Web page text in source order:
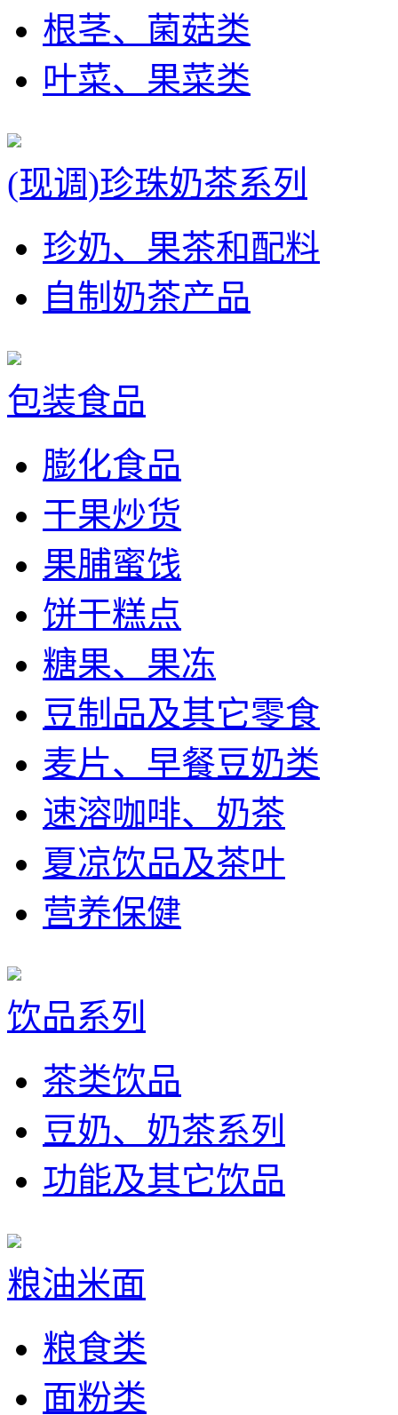
根茎、菌菇类
叶菜、果菜类
(现调)珍珠奶茶系列
珍奶、果茶和配料
自制奶茶产品
包装食品
膨化食品
干果炒货
果脯蜜饯
饼干糕点
糖果、果冻
豆制品及其它零食
麦片、早餐豆奶类
速溶咖啡、奶茶
夏凉饮品及茶叶
营养保健
饮品系列
茶类饮品
豆奶、奶茶系列
功能及其它饮品
粮油米面
粮食类
面粉类